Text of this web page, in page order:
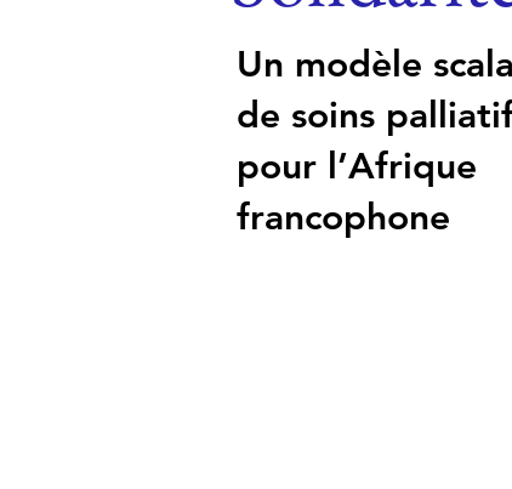
Un modèle
de soins
pour l’Afrique
francophone